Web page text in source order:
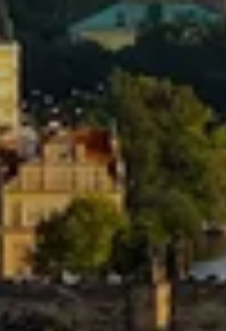
I/12 A STAVBA 511
ZPRÁVY Z ÚŘADU MČ PRAHA 21
KLUBOVNA
A ŠKOLSTVÍ